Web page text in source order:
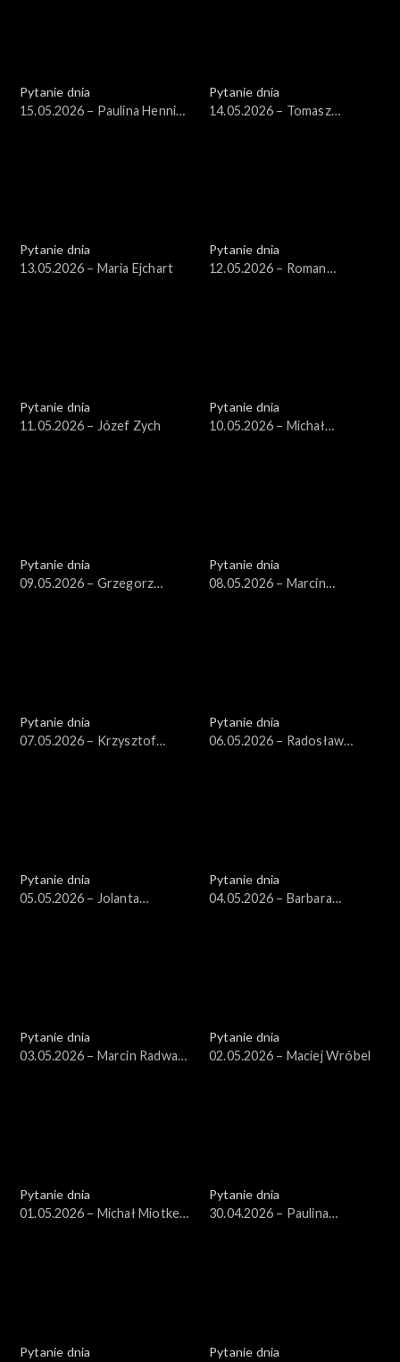
Pytanie dnia
15.05.2026 – Paulina Hennig-
Pytanie dnia
14.05.2026 – Tomasz
Pytanie dnia
13.05.2026 – Maria Ejchart
Pytanie dnia
12.05.2026 – Roman
Pytanie dnia
11.05.2026 – Józef Zych
Pytanie dnia
10.05.2026 – Michał
Pytanie dnia
09.05.2026 – Grzegorz
Pytanie dnia
08.05.2026 – Marcin
Pytanie dnia
07.05.2026 – Krzysztof
Pytanie dnia
06.05.2026 – Radosław
Pytanie dnia
05.05.2026 – Jolanta
Pytanie dnia
04.05.2026 – Barbara
Pytanie dnia
03.05.2026 – Marcin Radwan-
Pytanie dnia
02.05.2026 – Maciej Wróbel
Pytanie dnia
01.05.2026 – Michał Miotke,
Pytanie dnia
30.04.2026 – Paulina
Pytanie dnia
Pytanie dnia